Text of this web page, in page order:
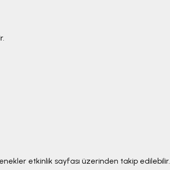
etkinlik sayfası üzerinden takip edilebilir.